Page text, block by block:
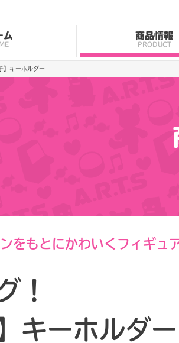
ム 商品情報
PRODUCT
】キーホルダー
をもとにかわいくフィギュ
！
キーホルダー